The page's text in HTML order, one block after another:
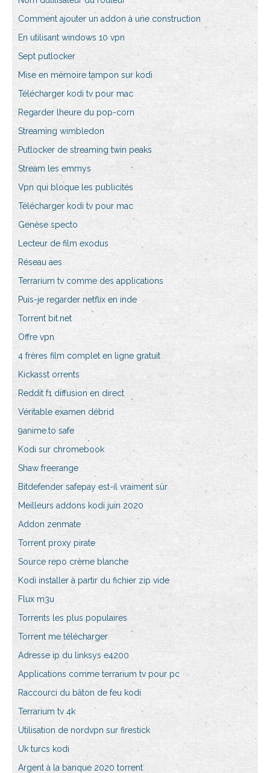
Comment ajouter un addon à une construction
En utilisant windows 10 vpn
Sept putlocker
Mise en mémoire tampon sur kodi
Télécharger kodi tv pour mac
Regarder lheure du pop-corn
Streaming wimbledon
Putlocker de streaming twin peaks
Stream les emmys
Vpn qui bloque les publicités
Télécharger kodi tv pour mac
Genèse specto
Lecteur de film exodus
Réseau aes
Terrarium tv comme des applications
Puis-je regarder netflix en inde
Torrent bit.net
Offre vpn
4 frères film complet en ligne gratuit
Kickasst orrents
Reddit f1 diffusion en direct
Véritable examen débrid
9anime.to safe
Kodi sur chromebook
Shaw freerange
Bitdefender safepay est-il vraiment sûr
Meilleurs addons kodi juin 2020
Addon zenmate
Torrent proxy pirate
Source repo crème blanche
Kodi installer à partir du fichier zip vide
Flux m3u
Torrents les plus populaires
Torrent me télécharger
Adresse ip du linksys e4200
Applications comme terrarium tv pour pc
Raccourci du bâton de feu kodi
Terrarium tv 4k
Utilisation de nordvpn sur firestick
Uk turcs kodi
Argent à la banque 2020 torrent